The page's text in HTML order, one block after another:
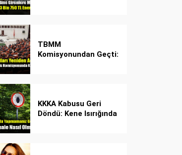
TBMM
Komisyonundan Geçti:
KKKA Kabusu Geri
Döndü: Kene Isırığında